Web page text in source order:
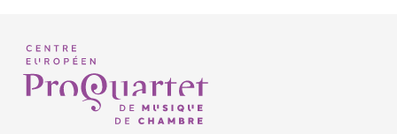
Concerts et événements
Pratiques amateurs